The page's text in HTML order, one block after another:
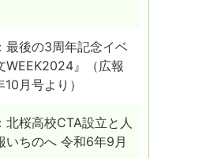
最後の3周年記念イベ
WEEK2024』（広報
月号より）
北桜高校CTA設立と人
いちのへ 令和6年9月